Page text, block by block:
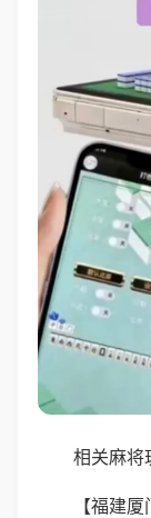
相关麻将
【福建